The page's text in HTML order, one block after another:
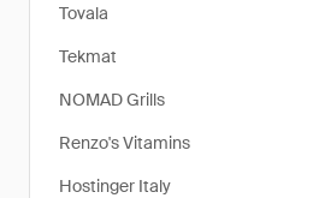
Tovala
Tekmat
NOMAD Grills
Renzo's Vitamins
Hostinger Italy